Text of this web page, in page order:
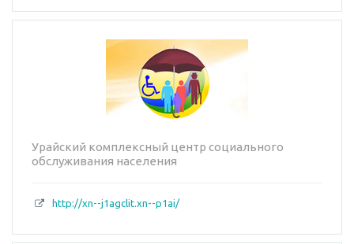
Урайский комплексный центр социального
обслуживания населения
http://xn--j1agclit.xn--p1ai/